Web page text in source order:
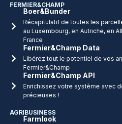
FERMIER&CHAMP
Boer&Bunder
Récapitulatif de toutes les
au Luxembourg, en Autriche, en
France
Fermier&Champ Data
Libérez tout le potentiel de vos
Fermier&Champ
Fermier&Champ API
Enrichissez votre système avec
précieuses !
AGRIBUSINESS
Farmlook